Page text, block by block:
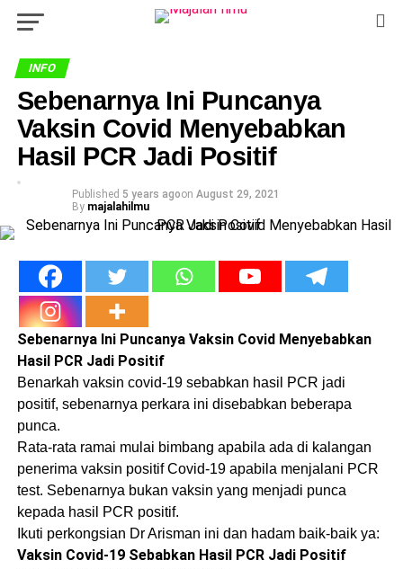
INFO
Sebenarnya Ini Puncanya
Vaksin Covid Menyebabkan
Hasil PCR Jadi Positif
Published 5 years agoon August 29, 2021
By majalahilmu
Sebenarnya Ini Puncanya Vaksin Covid Menyebabkan
Hasil PCR Jadi Positif
Benarkah vaksin covid-19 sebabkan hasil PCR jadi
positif, sebenarnya perkara ini disebabkan beberapa
punca.
Rata-rata ramai mulai bimbang apabila ada di kalangan
penerima vaksin positif Covid-19 apabila menjalani PCR
test. Sebenarnya bukan vaksin yang menjadi punca
kepada hasil PCR positif.
Ikuti perkongsian Dr Arisman ini dan hadam baik-baik ya:
Vaksin Covid-19 Sebabkan Hasil PCR Jadi Positif